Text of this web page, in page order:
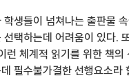
학생들이 넘쳐나는 출판물
선택하는데 어려움이 있다.
런 체계적 읽기를 위한 책
필수불가결한 선행요소라